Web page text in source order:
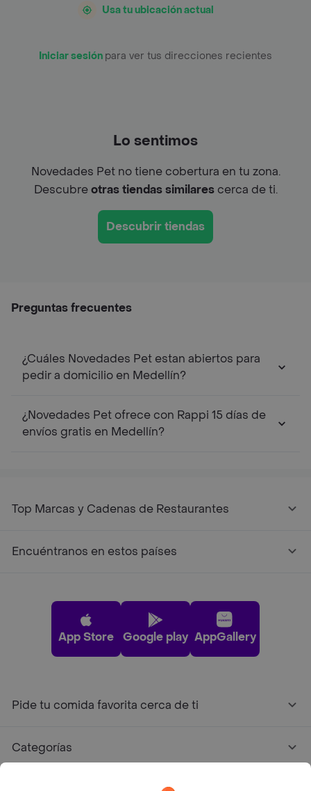
Usa tu ubicación actual
Iniciar sesión para ver tus direcciones recientes
Lo sentimos
Novedades Pet no tiene cobertura en tu zona.
Descubreotras tiendas similarescerca de ti.
Descubrir tiendas
Preguntas frecuentes
¿Cuáles Novedades Pet estan abiertos para
pedir a domicilio en Medellín?
¿Novedades Pet ofrece con Rappi 15 días de
envíos gratis en Medellín?
Top Marcas y Cadenas de Restaurantes
Encuéntranos en estos países
App Store Google play AppGallery
Pide tu comida favorita cerca de ti
Categorías